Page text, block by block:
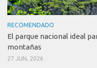
RECOMENDADO
El parque nacional ideal
montañas
27 JUN, 2026